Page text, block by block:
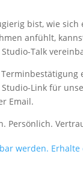
bist, wie sich
anfühlt,
Talk
Link für
Email.
Persönlich.